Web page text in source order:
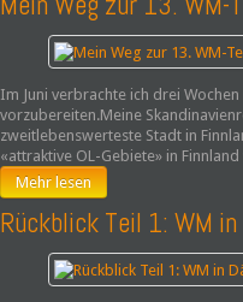
Im Juni verbrachte ich drei
vorzubereiten.Meine
zweitlebenswerteste Stadt in
«attraktive OL-Gebiete» in
Mehr lesen
Rückblick Teil 1: WM